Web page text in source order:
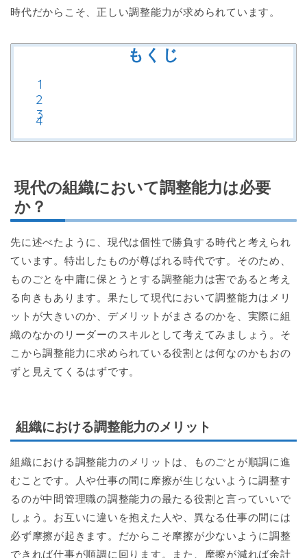
時代だからこそ、正しい調整能力が求められています。
もくじ
現代の組織において調整能力は必要
か？
先に述べたように、現代は個性で勝負する時代と考えられ
ています。特出したものが尊ばれる時代です。そのため、
ものごとを中庸に保とうとする調整能力は害であると考え
る向きもあります。果たして現代において調整能力はメリ
ットが大きいのか、デメリットがまさるのかを、実際に組
織のなかのリーダーのスキルとして考えてみましょう。そ
こから調整能力に求められている役割とは何なのかもおの
ずと見えてくるはずです。
組織における調整能力のメリット
組織における調整能力のメリットは、ものごとが順調に進
むことです。人や仕事の間に摩擦が生じないように調整す
るのが中間管理職の調整能力の最たる役割と言っていいで
しょう。お互いに違いを抱えた人や、異なる仕事の間には
必ず摩擦が起きます。だからこそ摩擦が少ないように調整
できれば仕事が順調に回ります。また、摩擦が減れば余計